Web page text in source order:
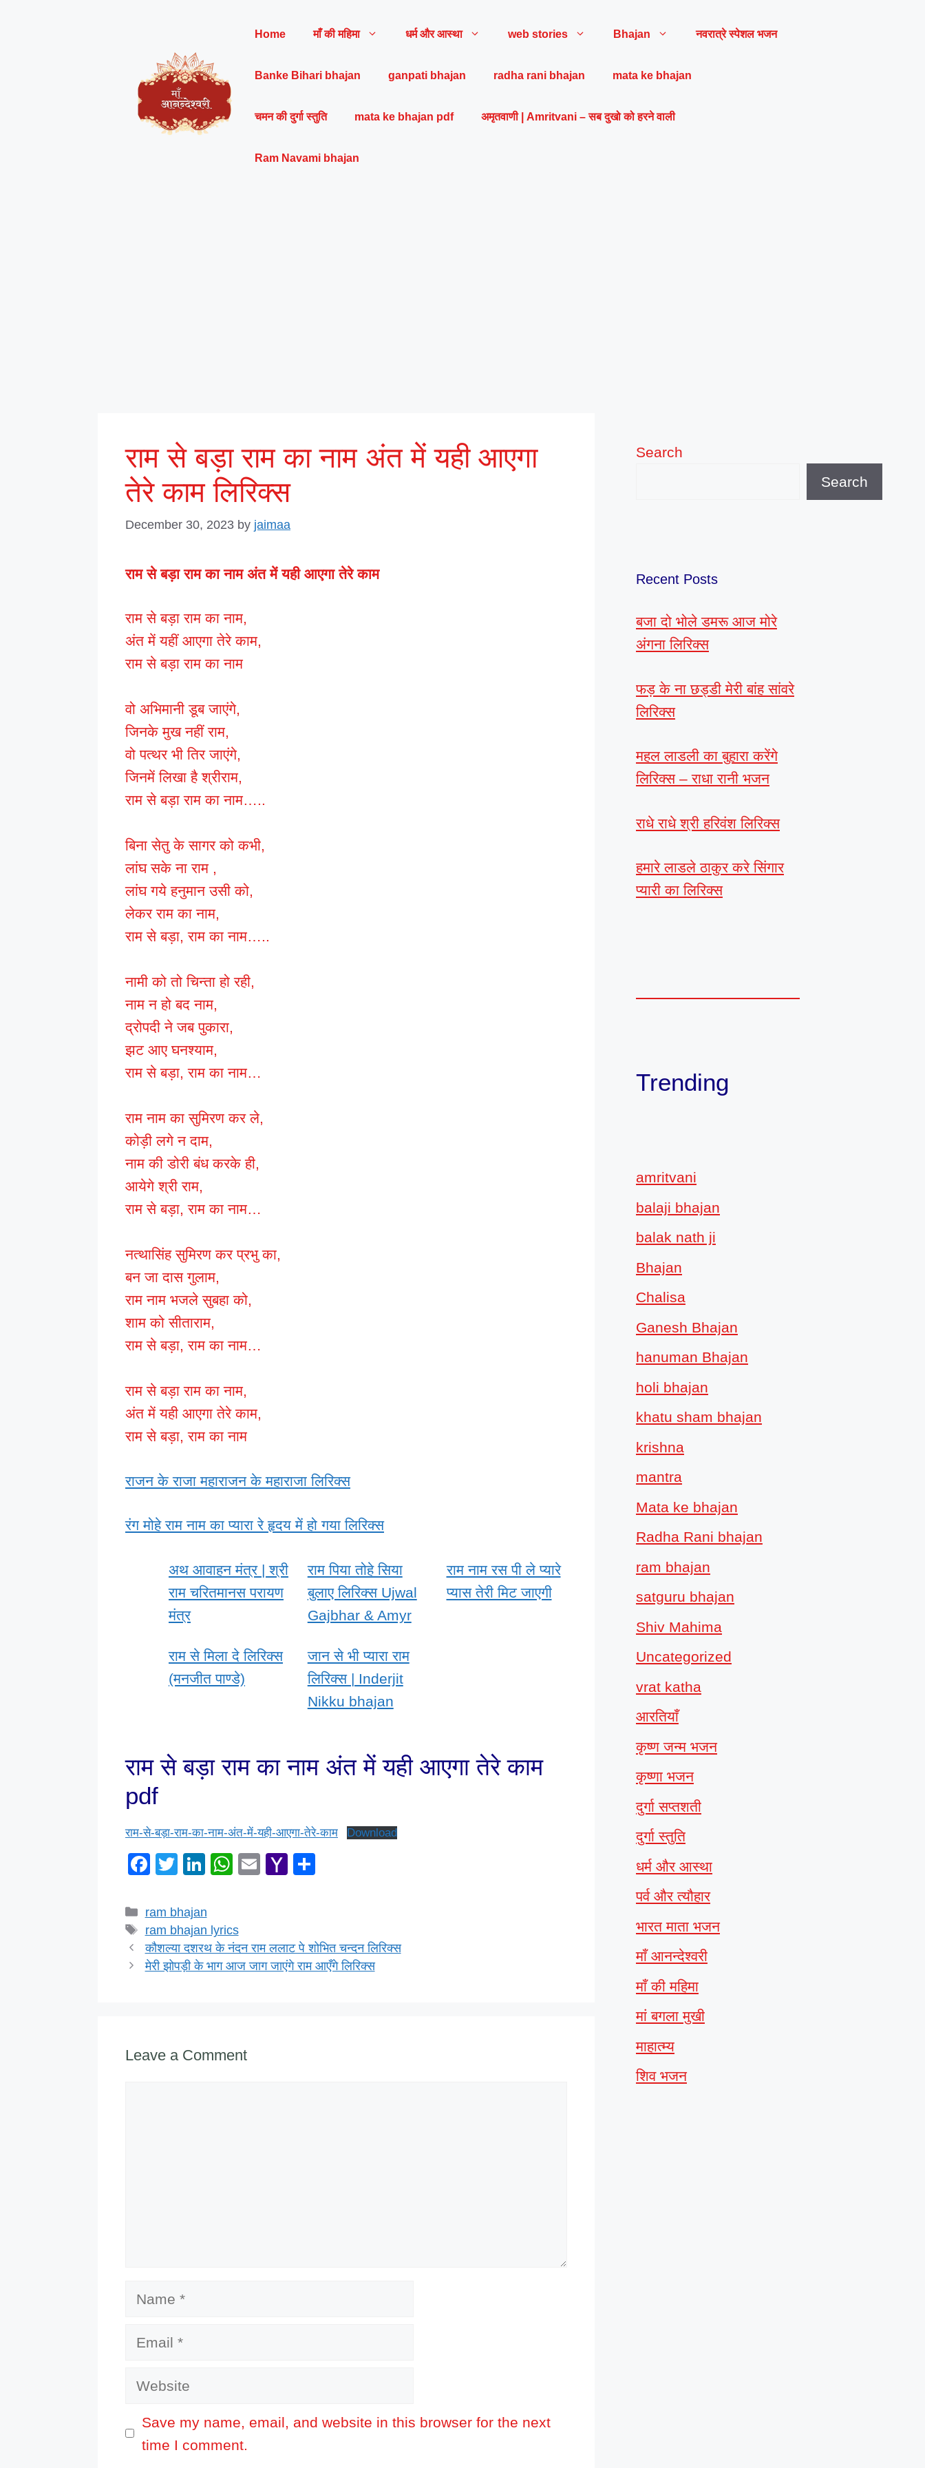
Home माँ की महिमा धर्म और आस्था web stories Bhajan नवरात्रे स्पेशल भजन
Banke Bihari bhajan ganpati bhajan radha rani bhajan mata ke bhajan
चमन की दुर्गा स्तुति mata ke bhajan pdf अमृतवाणी | Amritvani – सब दुखो को हरने वाली
Ram Navami bhajan
राम से बड़ा राम का नाम अंत में यही आएगा
तेरे काम लिरिक्स
December 30, 2023 by jaimaa
राम से बड़ा राम का नाम अंत में यही आएगा तेरे काम
राम से बड़ा राम का नाम,
अंत में यहीं आएगा तेरे काम,
राम से बड़ा राम का नाम
वो अभिमानी डूब जाएंगे,
जिनके मुख नहीं राम,
वो पत्थर भी तिर जाएंगे,
जिनमें लिखा है श्रीराम,
राम से बड़ा राम का नाम…..
बिना सेतु के सागर को कभी,
लांघ सके ना राम ,
लांघ गये हनुमान उसी को,
लेकर राम का नाम,
राम से बड़ा, राम का नाम…..
नामी को तो चिन्ता हो रही,
नाम न हो बद नाम,
द्रोपदी ने जब पुकारा,
झट आए घनश्याम,
राम से बड़ा, राम का नाम…
राम नाम का सुमिरण कर ले,
कोड़ी लगे न दाम,
नाम की डोरी बंध करके ही,
आयेगे श्री राम,
राम से बड़ा, राम का नाम…
नत्थासिंह सुमिरण कर प्रभु का,
बन जा दास गुलाम,
राम नाम भजले सुबहा को,
शाम को सीताराम,
राम से बड़ा, राम का नाम…
राम से बड़ा राम का नाम,
अंत में यही आएगा तेरे काम,
राम से बड़ा, राम का नाम
राजन के राजा महाराजन के महाराजा लिरिक्स
रंग मोहे राम नाम का प्यारा रे हृदय में हो गया लिरिक्स
अथ आवाहन मंत्र | श्री
राम चरितमानस परायण
मंत्र
राम पिया तोहे सिया
बुलाए लिरिक्स Ujwal
Gajbhar & Amyr
राम नाम रस पी ले प्यारे
प्यास तेरी मिट जाएगी
राम से मिला दे लिरिक्स
(मनजीत पाण्डे)
जान से भी प्यारा राम
लिरिक्स | Inderjit
Nikku bhajan
राम से बड़ा राम का नाम अंत में यही आएगा तेरे काम
pdf
राम-से-बड़ा-राम-का-नाम-अंत-में-यही-आएगा-तेरे-काम Download
F
c
e
b
o
T
tt
er
Li
k
e
dI
n
W
s
A
p
E
Y
o
M
Categories
ram bhajan
Tags
ram bhajan lyrics
कौशल्या दशरथ के नंदन राम ललाट पे शोभित चन्दन लिरिक्स
मेरी झोपड़ी के भाग आज जाग जाएंगे राम आएँगे लिरिक्स
Leave a Comment
Name
Email
Website
Save my name, email, and website in this browser for the next
time I comment.
Search
Search
Recent Posts
बजा दो भोले डमरू आज मोरे
अंगना लिरिक्स
फड़ के ना छड्डी मेरी बांह सांवरे
लिरिक्स
महल लाडली का बुहारा करेंगे
लिरिक्स – राधा रानी भजन
राधे राधे श्री हरिवंश लिरिक्स
हमारे लाडले ठाकुर करे सिंगार
प्यारी का लिरिक्स
Trending
amritvani
balaji bhajan
balak nath ji
Bhajan
Chalisa
Ganesh Bhajan
hanuman Bhajan
holi bhajan
khatu sham bhajan
krishna
mantra
Mata ke bhajan
Radha Rani bhajan
ram bhajan
satguru bhajan
Shiv Mahima
Uncategorized
vrat katha
आरतियाँ
कृष्ण जन्म भजन
कृष्णा भजन
दुर्गा सप्तशती
दुर्गा स्तुति
धर्म और आस्था
पर्व और त्यौहार
भारत माता भजन
माँ आनन्देश्वरी
माँ की महिमा
मां बगला मुखी
माहात्म्य
शिव भजन